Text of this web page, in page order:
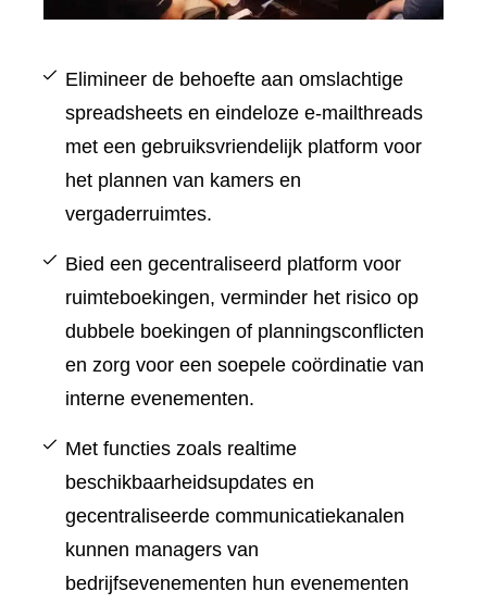
Elimineer de behoefte aan omslachtige
spreadsheets en eindeloze e-mailthreads
met een gebruiksvriendelijk platform voor
het plannen van kamers en
vergaderruimtes.
Bied een gecentraliseerd platform voor
ruimteboekingen, verminder het risico op
dubbele boekingen of planningsconflicten
en zorg voor een soepele coördinatie van
interne evenementen.
Met functies zoals realtime
beschikbaarheidsupdates en
gecentraliseerde communicatiekanalen
kunnen managers van
bedrijfsevenementen hun evenementen